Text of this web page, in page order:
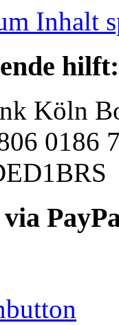
Inhalt
hilft:
Köln
0186
via